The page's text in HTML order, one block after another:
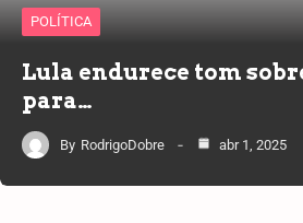
POLÍTICA
Lula endurece tom
para…
By RodrigoDobre abr 1, 2025